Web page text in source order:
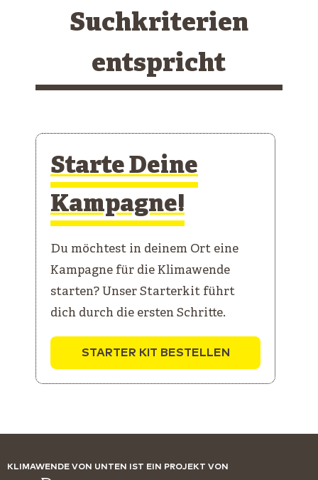
Suchkriterien
entspricht
Starte Deine
Kampagne!
Du möchtest in deinem Ort eine
Kampagne für die Klimawende
starten? Unser Starterkit führt
dich durch die ersten Schritte.
STARTER KIT BESTELLEN
KLIMAWENDE VON UNTEN IST EIN PROJEKT VON